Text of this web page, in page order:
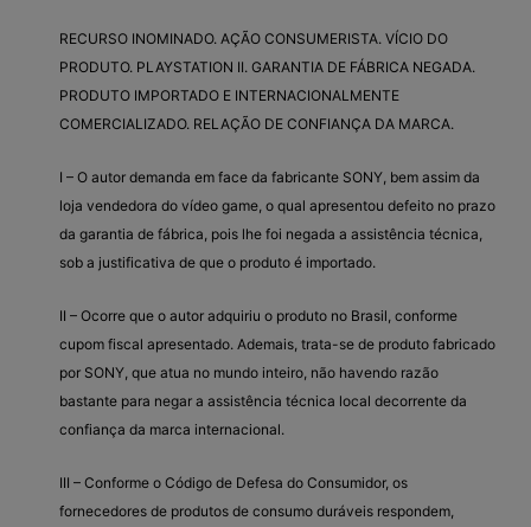
RECURSO INOMINADO. AÇÃO CONSUMERISTA. VÍCIO DO
PRODUTO. PLAYSTATION II. GARANTIA DE FÁBRICA NEGADA.
PRODUTO IMPORTADO E INTERNACIONALMENTE
COMERCIALIZADO. RELAÇÃO DE CONFIANÇA DA MARCA.
I – O autor demanda em face da fabricante SONY, bem assim da
loja vendedora do vídeo game, o qual apresentou defeito no prazo
da garantia de fábrica, pois lhe foi negada a assistência técnica,
sob a justificativa de que o produto é importado.
II – Ocorre que o autor adquiriu o produto no Brasil, conforme
cupom fiscal apresentado. Ademais, trata-se de produto fabricado
por SONY, que atua no mundo inteiro, não havendo razão
bastante para negar a assistência técnica local decorrente da
confiança da marca internacional.
III – Conforme o Código de Defesa do Consumidor, os
fornecedores de produtos de consumo duráveis respondem,